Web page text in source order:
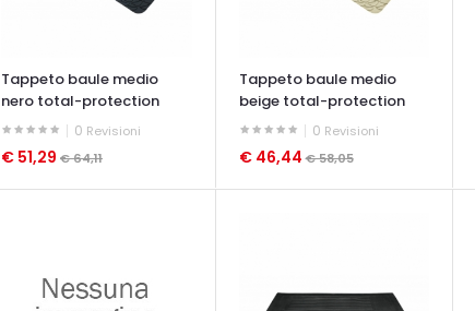
Tappeto baule medio
nero total-protection
0 Revisioni
€ 51,29 € 64,11
OCCHIATA VELOCE
Tappeto baule medio
beige total-protection
0 Revisioni
€ 46,44€ 58,05
OCCHIATA VELOCE